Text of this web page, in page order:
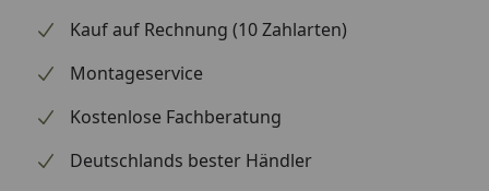
Kauf auf Rechnung (10 Zahlarten)
Montageservice
Kostenlose Fachberatung
Deutschlands bester Händler